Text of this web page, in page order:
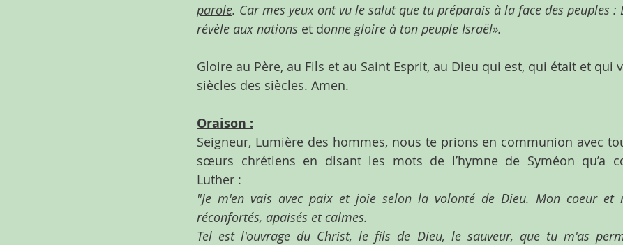
parole. Car mes yeux ont vu le salut que tu préparais à la face des peuples :
révèle aux nations et donne gloire à ton peuple Israël».
Gloire au Père, au Fils et au Saint Esprit, au Dieu qui est, qui était et qui
siècles des siècles. Amen.
Oraison :
Seigneur, Lumière des hommes, nous te prions en communion avec
sœurs chrétiens en disant les mots de l’hymne de Syméon qu’a
Luther :
"Je m'en vais avec paix et joie selon la volonté de Dieu. Mon coeur et
réconfortés, apaisés et calmes.
Tel est l'ouvrage du Christ, le fils de Dieu, le sauveur, que tu m'as